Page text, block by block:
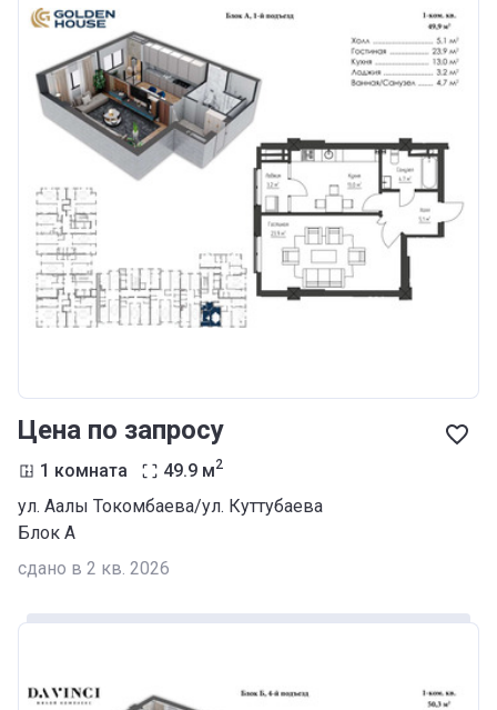
Цена по запросу
1 комната 49.9 м2
ул. Аалы Токомбаева/ул. Куттубаева
Блок А
сдано в 2 кв. 2026